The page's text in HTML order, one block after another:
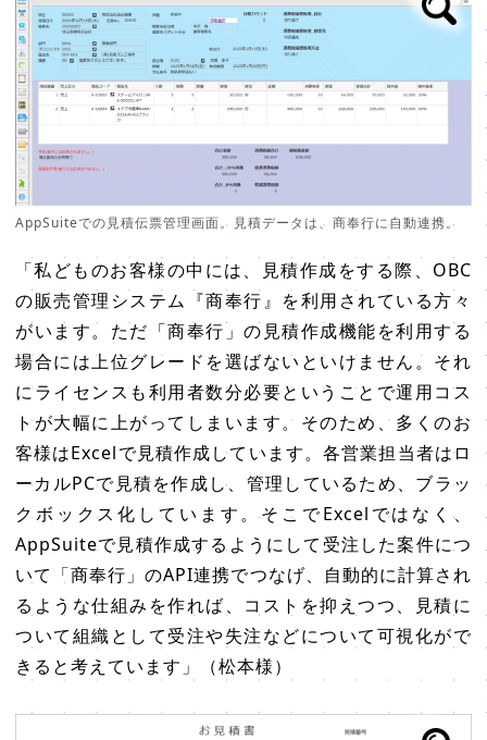
AppSuiteでの見積伝票管理画面。見積データは、商奉行に自動連携。
「私どものお客様の中には、見積作成をする際、OBC
の販売管理システム『商奉行』を利用されている方々
がいます。ただ「商奉行」の見積作成機能を利用する
場合には上位グレードを選ばないといけません。それ
にライセンスも利用者数分必要ということで運用コス
トが大幅に上がってしまいます。そのため、多くのお
客様はExcelで見積作成しています。各営業担当者はロ
ーカルPCで見積を作成し、管理しているため、ブラッ
クボックス化しています。そこでExcelではなく、
AppSuiteで見積作成するようにして受注した案件につ
いて「商奉行」のAPI連携でつなげ、自動的に計算され
るような仕組みを作れば、コストを抑えつつ、見積に
ついて組織として受注や失注などについて可視化がで
きると考えています」（松本様）